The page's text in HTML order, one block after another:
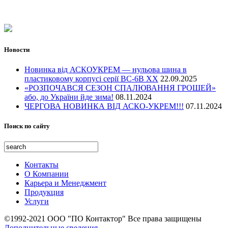
Культурное и историческое наследие
Открытые площадки и места
Жилье и услуги
Образование, иследование и здоровье
Новости
Новинка від АСКОУКРЕМ — нульова шина в
пластиковому корпусі серії ВС-6В ХХ 22.09.2025
«РОЗПОЧАВСЯ СЕЗОН СПАЛЮВАННЯ ГРОШЕЙ»
або, до України йде зима! 08.11.2024
ЧЕРГОВА НОВИНКА ВІД АСКО-УКРЕМ!!! 07.11.2024
Поиск по сайту
Контакты
О Компании
Карьера и Менеджмент
Продукция
Услуги
©1992-2021 ООО "ПО Контактор" Все права защищены